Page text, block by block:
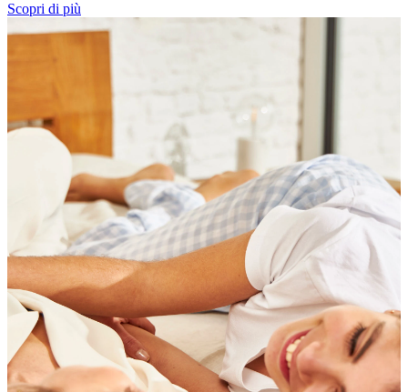
Scopri di più